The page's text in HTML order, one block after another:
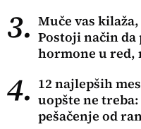
3. Muče vas
Postoji način
hormone u red,
4. 12 najlepših
uopšte ne
pešačenje od